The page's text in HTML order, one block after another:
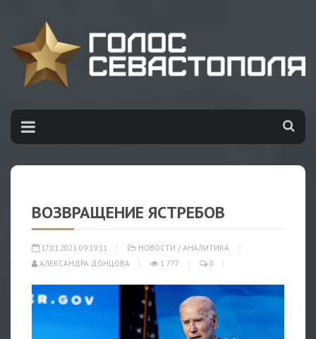
ВОЗВРАЩЕНИЕ ЯСТРЕБОВ
17.01.2021 09:19:11 НОВОСТИ / АНАЛИТИКА
АЛЕКСАНДРА ДОНЦОВА
1 777 0